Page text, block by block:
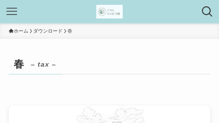
ホーム ダウンロード 春
春 – tax –